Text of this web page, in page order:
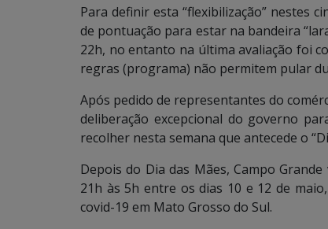
Para definir esta “flexibilização” nestes
de pontuação para estar na bandeira
22h, no entanto na última avaliação foi
regras (programa) não permitem pular
Após pedido de representantes do
deliberação excepcional do governo
recolher nesta semana que antecede o
Depois do Dia das Mães, Campo
21h às 5h entre os dias 10 e 12 de
covid-19 em Mato Grosso do Sul.